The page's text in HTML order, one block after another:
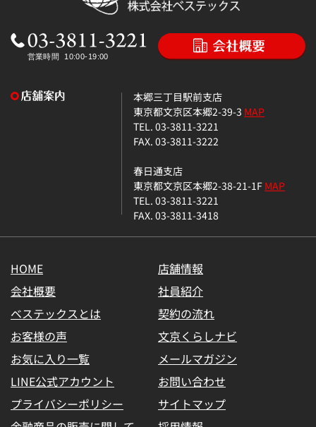
本郷三丁目駅前支店
東京都文京区本郷2-39-3 MAP
TEL. 03-3811-3221
FAX. 03-3811-3222
春日通支店
東京都文京区本郷2-38-21-1FMAP
TEL. 03-3811-3221
FAX. 03-3811-3418
HOME
店舗情報
会社概要
社員紹介
ベステックスとは
契約の流れ
お客様の声
文京くらしナビ
お気に入り一覧
メールマガジン
LINE公式アカウント
お問い合わせ
プライバシーポリシー
サイトマップ